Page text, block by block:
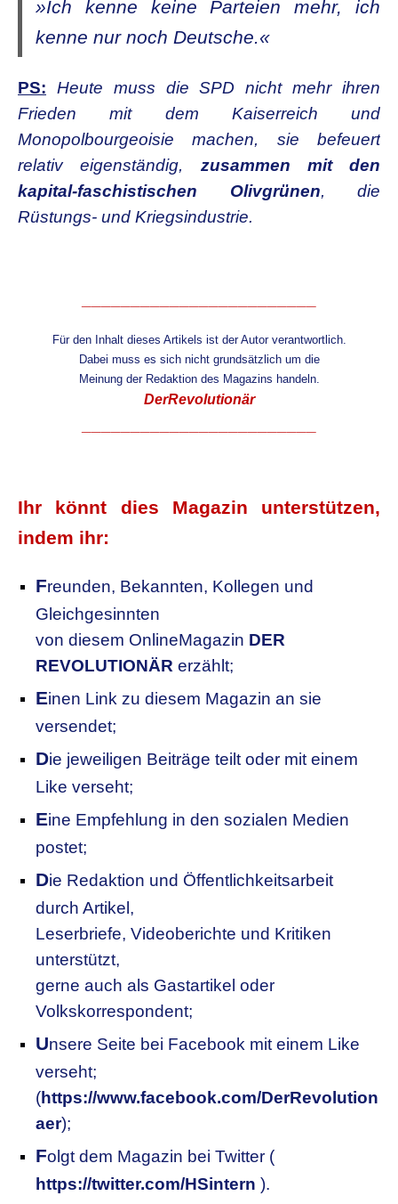
»Ich kenne keine Parteien mehr, ich
kenne nur noch Deutsche.«
PS:
Heute muss die SPD nicht mehr ihren
Frieden mit dem Kaiserreich und
Monopolbourgeoisie machen, sie befeuert
relativ eigenständig, zusammen mit den
kapital-faschistischen Olivgrünen, die
Rüstungs- und Kriegsindustrie.
Für den Inhalt dieses Artikels ist der Autor verantwortlich.
Dabei muss es sich nicht grundsätzlich um die
Meinung der Redaktion des Magazins handeln.
DerRevolutionär
Ihr könnt dies Magazin unterstützen,
indem ihr:
Freunden, Bekannten, Kollegen und
Gleichgesinnten
von diesem OnlineMagazin DER
REVOLUTIONÄR erzählt;
Einen Link zu diesem Magazin an sie
versendet;
Die jeweiligen Beiträge teilt oder mit einem
Like verseht;
Eine Empfehlung in den sozialen Medien
postet;
Die Redaktion und Öffentlichkeitsarbeit
durch Artikel,
Leserbriefe, Videoberichte und Kritiken
unterstützt,
gerne auch als Gastartikel oder
Volkskorrespondent;
Unsere Seite bei Facebook mit einem Like
verseht;
(https://www.facebook.com/DerRevolution
aer);
Folgt dem Magazin bei Twitter (
https://twitter.com/HSintern ).